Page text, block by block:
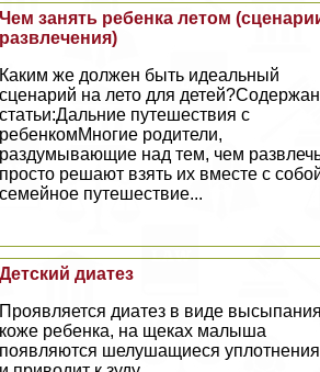
Чем занять ребенка летом
развлечения)
Каким же должен быть идеальный
сценарий на лето для
статьи:Дальние путешествия с
ребенкомМногие родители,
раздумывающие над тем, чем
просто решают взять их вместе с
семейное путешествие...
Детский диатез
Проявляется диатез в виде
коже ребенка, на щеках малыша
появляются шелушащиеся